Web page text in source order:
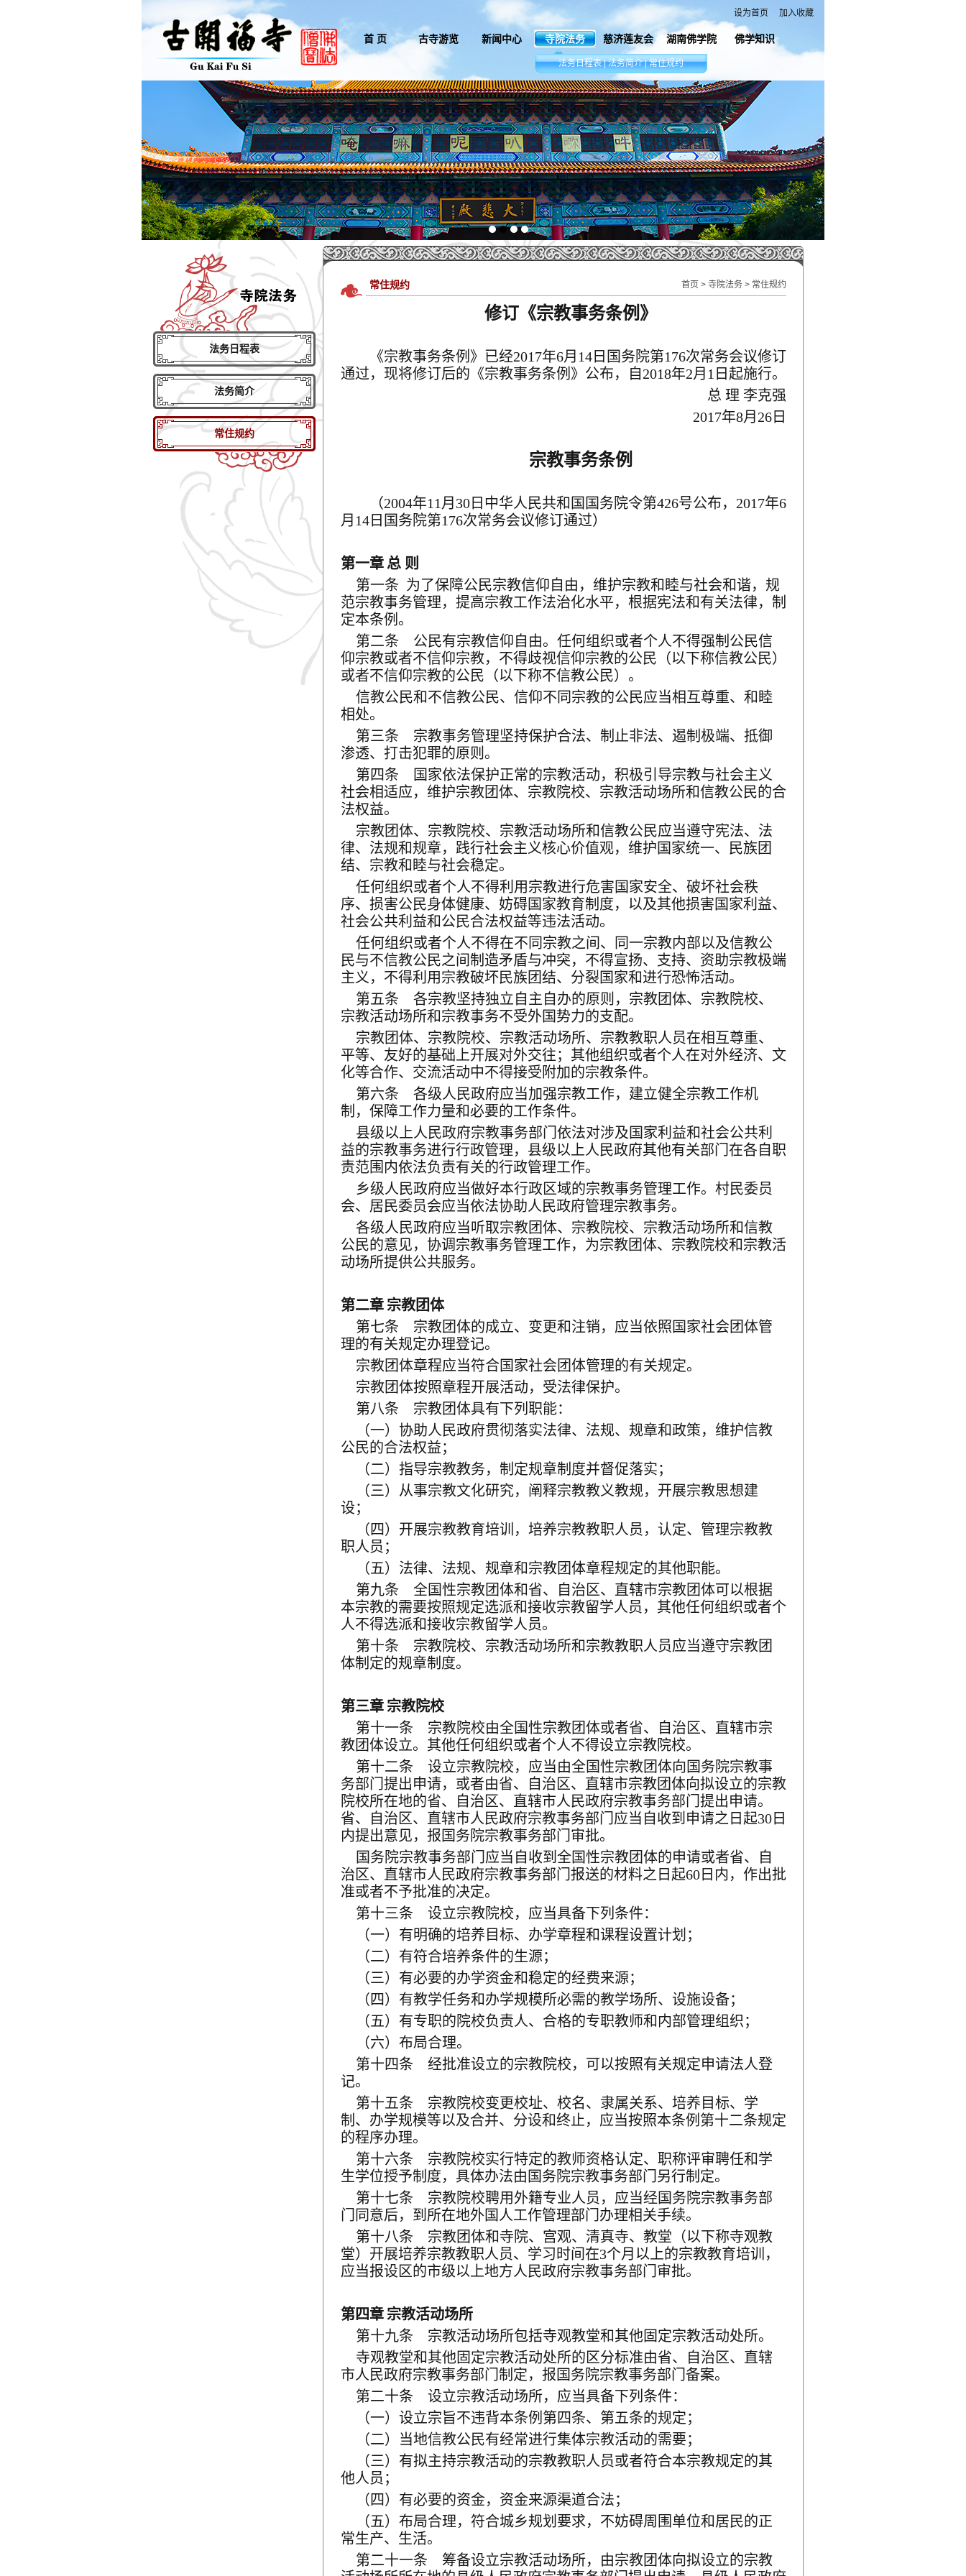
加入收藏
设为首页
首 页 古寺游览 新闻中心 寺院法务 慈济莲友会 湖南佛学院 佛学知识
.
法务日程表|法务简介|常住规约
法务日程表
法务简介
常住规约
常住规约 首页 > 寺院法务> 常住规约
修订《宗教事务条例》
《宗教事务条例》已经2017年6月 14日国务院第176次常务会议修订
通过，现将修订后的《宗教事务条例》公布，自 2018年2月 1 日起施行。
总 理 李克强
2017年8月 26日
宗教事务条例
（2004年11 月 30日中华人民共和国国务院令第426号公布， 2017年6
月 14日国务院第176次常务会议修订通过）
第一章 总 则
第一条 为了保障公民宗教信仰自由，维护宗教和睦与社会和谐，规
范宗教事务管理，提高宗教工作法治化水平，根据宪法和有关法律，制
定本条例。
第二条 公民有宗教信仰自由。任何组织或者个人不得强制公民信
仰宗教或者不信仰宗教，不得歧视信仰宗教的公民（以下称信教公民）
或者不信仰宗教的公民（以下称不信教公民）。
信教公民和不信教公民、信仰不同宗教的公民应当相互尊重、和睦
相处。
第三条 宗教事务管理坚持保护合法、制止非法、遏制极端、抵御
渗透、打击犯罪的原则。
第四条 国家依法保护正常的宗教活动，积极引导宗教与社会主义
社会相适应，维护宗教团体、宗教院校、宗教活动场所和信教公民的合
法权益。
宗教团体、宗教院校、宗教活动场所和信教公民应当遵守宪法、法
律、法规和规章，践行社会主义核心价值观，维护国家统一、民族团
结、宗教和睦与社会稳定。
任何组织或者个人不得利用宗教进行危害国家安全、破坏社会秩
序、损害公民身体健康、妨碍国家教育制度，以及其他损害国家利益、
社会公共利益和公民合法权益等违法活动。
任何组织或者个人不得在不同宗教之间、同一宗教内部以及信教公
民与不信教公民之间制造矛盾与冲突，不得宣扬、支持、资助宗教极端
主义，不得利用宗教破坏民族团结、分裂国家和进行恐怖活动。
第五条 各宗教坚持独立自主自办的原则，宗教团体、宗教院校、
宗教活动场所和宗教事务不受外国势力的支配。
宗教团体、宗教院校、宗教活动场所、宗教教职人员在相互尊重、
平等、友好的基础上开展对外交往；其他组织或者个人在对外经济、文
化等合作、交流活动中不得接受附加的宗教条件。
第六条 各级人民政府应当加强宗教工作，建立健全宗教工作机
制，保障工作力量和必要的工作条件。
县级以上人民政府宗教事务部门依法对涉及国家利益和社会公共利
益的宗教事务进行行政管理，县级以上人民政府其他有关部门在各自职
责范围内依法负责有关的行政管理工作。
乡级人民政府应当做好本行政区域的宗教事务管理工作。村民委员
会、居民委员会应当依法协助人民政府管理宗教事务。
各级人民政府应当听取宗教团体、宗教院校、宗教活动场所和信教
公民的意见，协调宗教事务管理工作，为宗教团体、宗教院校和宗教活
动场所提供公共服务。
第二章 宗教团体
第七条 宗教团体的成立、变更和注销，应当依照国家社会团体管
理的有关规定办理登记。
宗教团体章程应当符合国家社会团体管理的有关规定。
宗教团体按照章程开展活动，受法律保护。
第八条 宗教团体具有下列职能：
（一）协助人民政府贯彻落实法律、法规、规章和政策，维护信教
公民的合法权益；
（二）指导宗教教务，制定规章制度并督促落实；
（三）从事宗教文化研究，阐释宗教教义教规，开展宗教思想建
设；
（四）开展宗教教育培训，培养宗教教职人员，认定、管理宗教教
职人员；
（五）法律、法规、规章和宗教团体章程规定的其他职能。
第九条 全国性宗教团体和省、自治区、直辖市宗教团体可以根据
本宗教的需要按照规定选派和接收宗教留学人员，其他任何组织或者个
人不得选派和接收宗教留学人员。
第十条 宗教院校、宗教活动场所和宗教教职人员应当遵守宗教团
体制定的规章制度。
第三章 宗教院校
第十一条 宗教院校由全国性宗教团体或者省、自治区、直辖市宗
教团体设立。其他任何组织或者个人不得设立宗教院校。
第十二条 设立宗教院校，应当由全国性宗教团体向国务院宗教事
务部门提出申请，或者由省、自治区、直辖市宗教团体向拟设立的宗教
院校所在地的省、自治区、直辖市人民政府宗教事务部门提出申请。
省、自治区、直辖市人民政府宗教事务部门应当自收到申请之日起30日
内提出意见，报国务院宗教事务部门审批。
国务院宗教事务部门应当自收到全国性宗教团体的申请或者省、自
治区、直辖市人民政府宗教事务部门报送的材料之日起60日内，作出批
准或者不予批准的决定。
第十三条 设立宗教院校，应当具备下列条件：
（一）有明确的培养目标、办学章程和课程设置计划；
（二）有符合培养条件的生源；
（三）有必要的办学资金和稳定的经费来源；
（四）有教学任务和办学规模所必需的教学场所、设施设备；
（五）有专职的院校负责人、合格的专职教师和内部管理组织；
（六）布局合理。
第十四条 经批准设立的宗教院校，可以按照有关规定申请法人登
记。
第十五条 宗教院校变更校址、校名、隶属关系、培养目标、学
制、办学规模等以及合并、分设和终止，应当按照本条例第十二条规定
的程序办理。
第十六条 宗教院校实行特定的教师资格认定、职称评审聘任和学
生学位授予制度，具体办法由国务院宗教事务部门另行制定。
第十七条 宗教院校聘用外籍专业人员，应当经国务院宗教事务部
门同意后，到所在地外国人工作管理部门办理相关手续。
第十八条 宗教团体和寺院、宫观、清真寺、教堂（以下称寺观教
堂）开展培养宗教教职人员、学习时间在3个月以上的宗教教育培训，
应当报设区的市级以上地方人民政府宗教事务部门审批。
第四章 宗教活动场所
第十九条 宗教活动场所包括寺观教堂和其他固定宗教活动处所。
寺观教堂和其他固定宗教活动处所的区分标准由省、自治区、直辖
市人民政府宗教事务部门制定，报国务院宗教事务部门备案。
第二十条 设立宗教活动场所，应当具备下列条件：
（一）设立宗旨不违背本条例第四条、第五条的规定；
（二）当地信教公民有经常进行集体宗教活动的需要；
（三）有拟主持宗教活动的宗教教职人员或者符合本宗教规定的其
他人员；
（四）有必要的资金，资金来源渠道合法；
（五）布局合理，符合城乡规划要求，不妨碍周围单位和居民的正
常生产、生活。
第二十一条 筹备设立宗教活动场所，由宗教团体向拟设立的宗教